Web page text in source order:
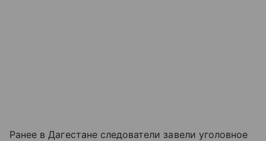
Ранее в Дагестане следователи завели уголовное